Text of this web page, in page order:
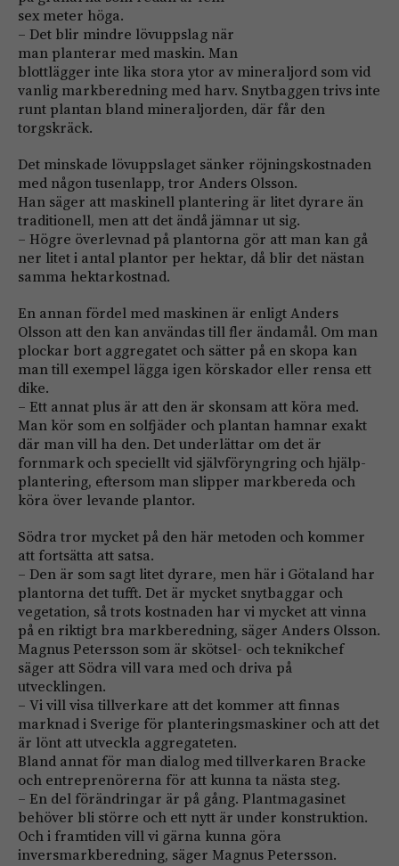
sex meter höga.
– Det blir mindre lövuppslag när
man planterar med maskin. Man
blottlägger inte lika stora ytor av mineraljord som vid
vanlig markberedning med harv. Snytbaggen trivs inte
runt plantan bland mineraljorden, där får den
torgskräck.
Det minskade lövuppslaget sänker röjningskostnaden
med någon tusenlapp, tror Anders Olsson.
Han säger att maskinell plantering är litet dyrare än
traditionell, men att det ändå jämnar ut sig.
– Högre överlevnad på plantorna gör att man kan gå
ner litet i antal plantor per hektar, då blir det nästan
samma hektarkostnad.
En annan fördel med maskinen är enligt Anders
Olsson att den kan användas till fler ändamål. Om man
plockar bort aggregatet och sätter på en skopa kan
man till exempel lägga igen kör­skador eller rensa ett
dike.
– Ett annat plus är att den är skonsam att köra med.
Man kör som en solfjäder och plantan hamnar exakt
där man vill ha den. Det underlättar om det är
fornmark och speciellt vid självföryngring och hjälp­
plantering, eftersom man ­slipper markbereda och
köra över levande plantor.
Södra tror mycket på den här metoden och kommer
att fortsätta att satsa.
– Den är som sagt litet dyrare, men här i Götaland har
plantorna det tufft. Det är mycket snytbaggar och
vegetation, så trots kostnaden har vi mycket att vinna
på en riktigt bra markberedning, säger Anders Olsson.
Magnus Petersson som är skötsel- och teknikchef
säger att Södra vill vara med och driva på
utvecklingen.
– Vi vill visa tillverkare att det kommer att finnas
marknad i Sverige för planteringsmaskiner och att det
är lönt att utveckla aggregateten.
Bland annat för man dialog med tillverkaren Bracke
och entreprenörerna för att kunna ta nästa steg.
– En del förändringar är på gång. Plantmagasinet
behöver bli större och ett nytt är under konstruktion.
Och i framtiden vill vi gärna kunna göra
inversmarkberedning, säger Magnus Petersson.